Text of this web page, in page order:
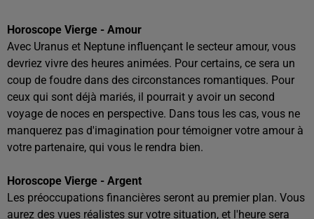
Horoscope Vierge - Amour
Avec Uranus et Neptune influençant le secteur amour, vous
devriez vivre des heures animées. Pour certains, ce sera un
coup de foudre dans des circonstances romantiques. Pour
ceux qui sont déjà mariés, il pourrait y avoir un second
voyage de noces en perspective. Dans tous les cas, vous ne
manquerez pas d'imagination pour témoigner votre amour à
votre partenaire, qui vous le rendra bien.
Horoscope Vierge - Argent
Les préoccupations financières seront au premier plan. Vous
aurez des vues réalistes sur votre situation, et l'heure sera